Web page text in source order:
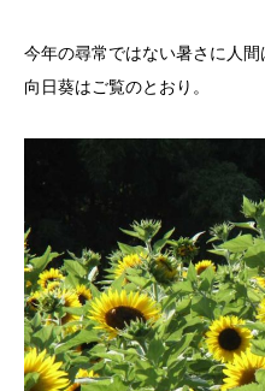
今年の尋常ではない暑さに人間
向日葵はご覧のとおり。